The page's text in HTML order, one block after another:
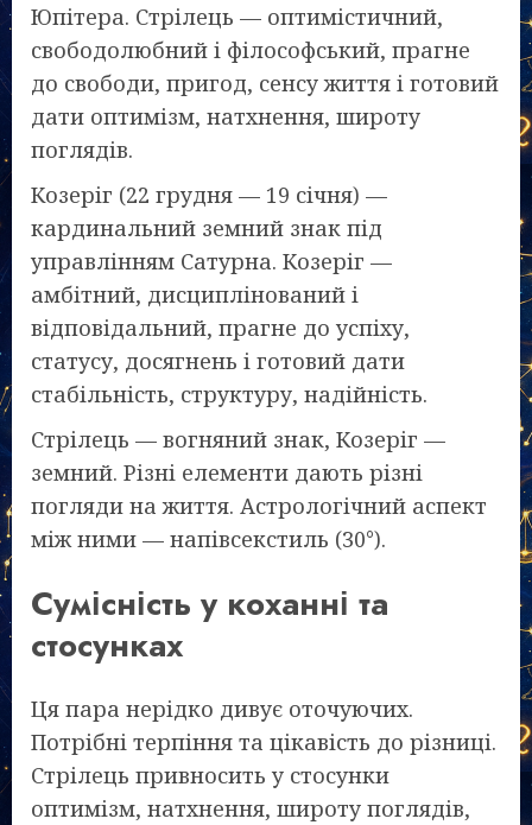
Юпітера. Стрілець — оптимістичний,
свободолюбний і філософський, прагне
до свободи, пригод, сенсу життя і готовий
дати оптимізм, натхнення, широту
поглядів.
Козеріг (22 грудня — 19 січня) —
кардинальний земний знак під
управлінням Сатурна. Козеріг —
амбітний, дисциплінований і
відповідальний, прагне до успіху,
статусу, досягнень і готовий дати
стабільність, структуру, надійність.
Стрілець — вогняний знак, Козеріг —
земний. Різні елементи дають різні
погляди на життя. Астрологічний аспект
між ними — напівсекстиль (30°).
Сумісність у коханні та
стосунках
Ця пара нерідко дивує оточуючих.
Потрібні терпіння та цікавість до різниці.
Стрілець привносить у стосунки
оптимізм, натхнення, широту поглядів,